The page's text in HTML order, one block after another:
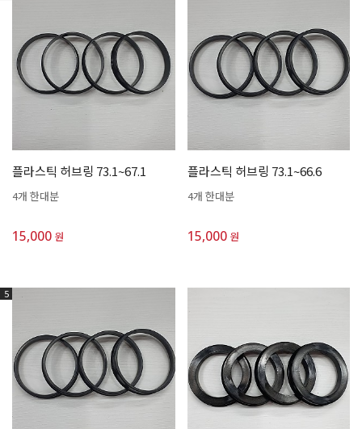
플라스틱 허브링 73.1~67.1
4개 한대분
15,000 원
플라스틱 허브링 73.1~66.6
4개 한대분
15,000 원
5